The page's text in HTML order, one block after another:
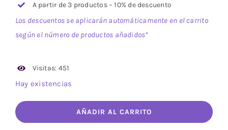
A partir de 3 productos – 10% de descuento
Los descuentos se aplicarán automáticamente en el carrito
según el número de productos añadidos*
Visitas: 451
Hay existencias
AÑADIR AL CARRITO